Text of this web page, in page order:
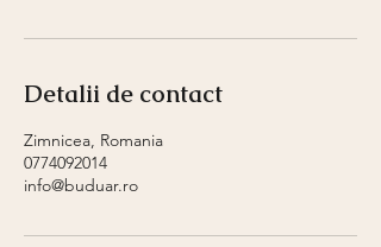
Detalii de contact
Zimnicea, Romania
0774092014
info@buduar.ro